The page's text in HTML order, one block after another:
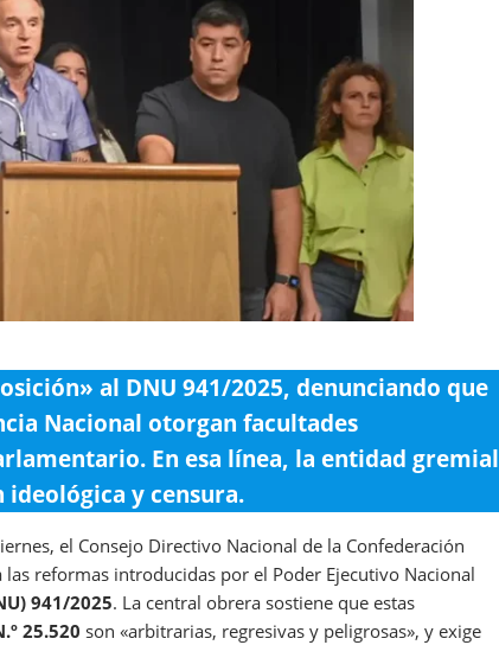
al DNU 941/2025, denunciando que
Nacional otorgan facultades
En esa línea, la entidad gremial
y censura.
el Consejo Directivo Nacional de la Confederación
reformas introducidas por el Poder Ejecutivo Nacional
941/2025. La central obrera sostiene que estas
25.520 son «arbitrarias, regresivas y peligrosas», y exige